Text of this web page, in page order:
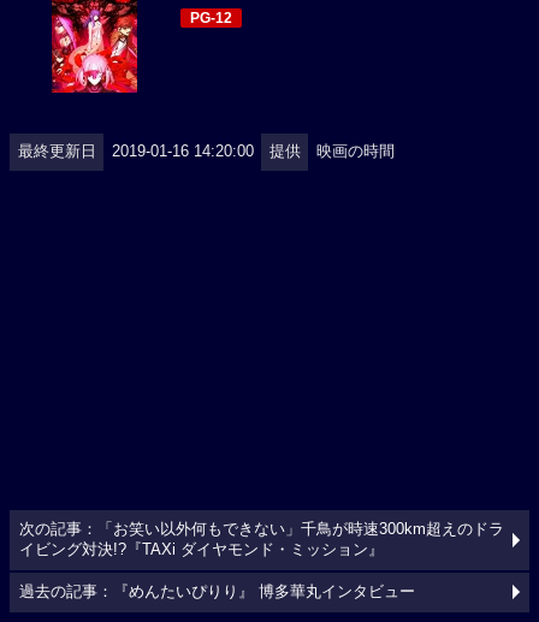
PG-12
最終更新日 2019-01-16 14:20:00 提供 映画の時間
次の記事：「お笑い以外何もできない」千鳥が時速300km超えのドラ
イビング対決!?『TAXi ダイヤモンド・ミッション』
過去の記事：『めんたいぴりり』 博多華丸インタビュー